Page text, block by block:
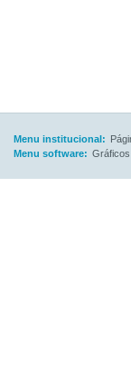
Menu institucional:
Menu software: Gráficos